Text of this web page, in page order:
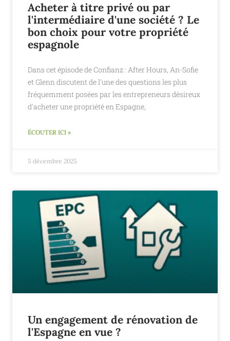
Acheter à titre privé ou par
l'intermédiaire d'une société ? Le
bon choix pour votre propriété
espagnole
Dans cet épisode de Confianz : After Hours, An-Sofie
et Glenn discutent de l'une des questions les plus
fréquemment posées par les entrepreneurs désireux
d'acheter une propriété en Espagne,
ÉCOUTER ICI »
5 décembre 2025
Un engagement de rénovation de
l'Espagne en vue ?